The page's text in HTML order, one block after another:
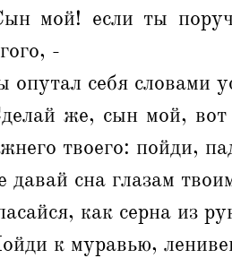
мой! если ты
-
опутал себя словами
же, сын мой, вот
твоего: пойди,
давай сна глазам
как серна из
к муравью,